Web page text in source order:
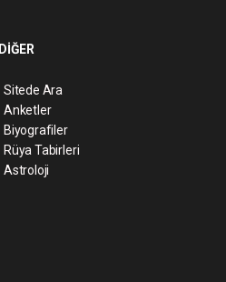
DİĞER
Sitede Ara
Anketler
Biyografiler
Rüya Tabirleri
Astroloji